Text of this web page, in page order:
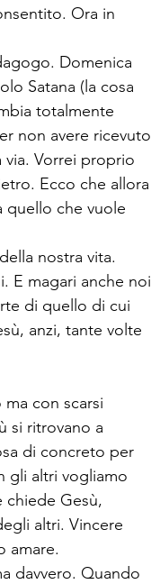
Ora in
Domenica
Satana (la cosa
totalmente
non avere ricevuto
via. Vorrei proprio
Ecco che allora
quello che vuole
nostra vita.
E magari anche noi
di quello di cui
anzi, tante volte
con scarsi
si ritrovano a
di concreto per
gli altri vogliamo
chiede Gesù,
altri. Vincere
amare.
davvero. Quando